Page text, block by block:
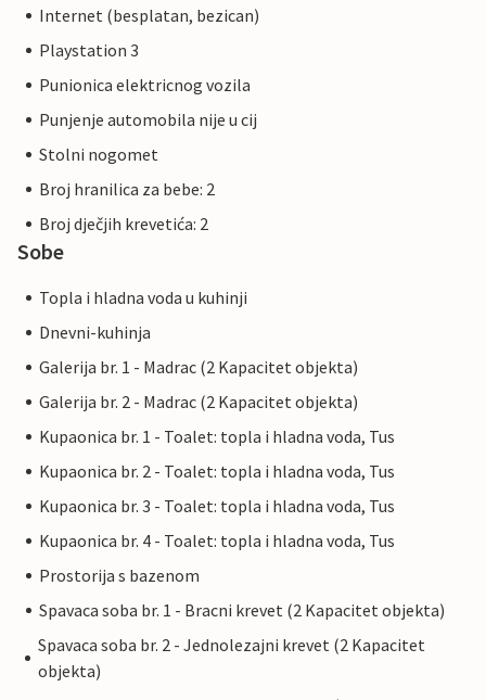
Internet (besplatan, bezican)
Playstation 3
Punionica elektricnog vozila
Punjenje automobila nije u cij
Stolni nogomet
Broj hranilica za bebe: 2
Broj dječjih krevetića: 2
Sobe
Topla i hladna voda u kuhinji
Dnevni-kuhinja
Galerija br. 1 - Madrac (2 Kapacitet objekta)
Galerija br. 2 - Madrac (2 Kapacitet objekta)
Kupaonica br. 1 - Toalet: topla i hladna voda, Tus
Kupaonica br. 2 - Toalet: topla i hladna voda, Tus
Kupaonica br. 3 - Toalet: topla i hladna voda, Tus
Kupaonica br. 4 - Toalet: topla i hladna voda, Tus
Prostorija s bazenom
Spavaca soba br. 1 - Bracni krevet (2 Kapacitet objekta)
Spavaca soba br. 2 - Jednolezajni krevet (2 Kapacitet
objekta)